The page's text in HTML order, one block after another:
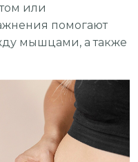
или
помогают
мышцами, а также